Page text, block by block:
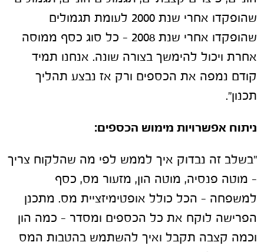
שהופקדו אחרי שנת 2000 לעומת תגמולים
שהופקדו אחרי שנת 2008 – כל סוג כסף ממוסה
אחרת ויכול להימשך בצורה שונה. אנחנו תמיד
קודם נמפה את הכספים ורק אז נבצע תהליך
תכנון".
ניתוח אפשרויות מימוש הכספים:
"בשלב זה נבדוק איך לממש לפי מה שהלקוח צריך
– מוטה פנסיה, מוטה הון, מזעור מס, כסף
למשפחה – הכל כולל אופטימיזציית מס. מתכנן
הפרישה לוקח את כל הכספים ומסדר – כמה הון
וכמה קצבה תקבל ואיך להשתמש בהטבות המס